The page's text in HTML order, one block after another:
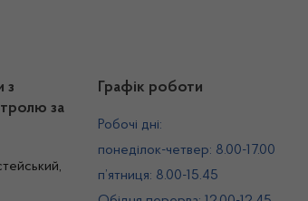
з
за
Графік роботи
Робочі дні:
понеділок-четвер: 8.00-17.00
п’ятниця: 8.00-15.45